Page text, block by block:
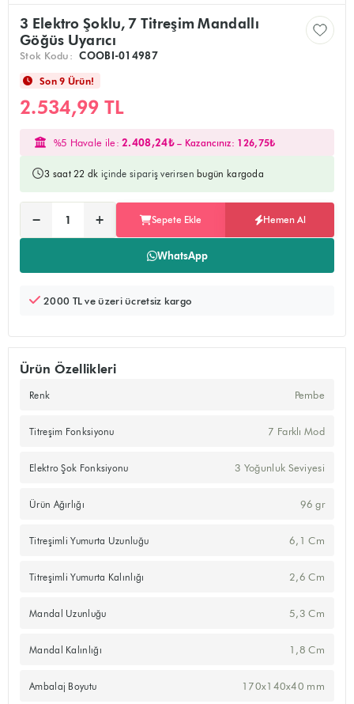
3 Elektro Şoklu, 7 Titreşim Mandallı
Göğüs Uyarıcı
Stok Kodu: COOBI-014987
Son 9 Ürün!
2.534,99 TL
%5 Havale ile:2.408,24₺– Kazancınız: 126,75₺
3 saat 22 dk içinde sipariş verirsen bugün kargoda
Adet:
− + Sepete Ekle Hemen Al
WhatsApp
Ürünü sepete ekler, alışverişe devam edebilirsiniz
Doğrudan ödeme sayfasına yönlendirir
2000 TL ve üzeri ücretsiz kargo
Ürün Özellikleri
Renk Pembe
Titreşim Fonksiyonu 7 Farklı Mod
Elektro Şok Fonksiyonu 3 Yoğunluk Seviyesi
Ürün Ağırlığı 96 gr
Titreşimli Yumurta Uzunluğu 6,1 Cm
Titreşimli Yumurta Kalınlığı 2,6 Cm
Mandal Uzunluğu 5,3 Cm
Mandal Kalınlığı 1,8 Cm
Ambalaj Boyutu 170x140x40 mm